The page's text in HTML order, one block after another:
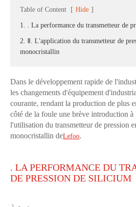
Table of Content [ Hide ]
1. . La performance du transmetteur de
2. Ⅱ. L'application du transmetteur de
monocristallin
Dans le développement rapide de
les changements d'équipement
courante, rendant la production de plus
côté de la foule une brève introduction à
l'utilisation du transmetteur de pression
monocristallin deLefoo.
. LA PERFORMANCE DU
DE PRESSION DE SILICIUM